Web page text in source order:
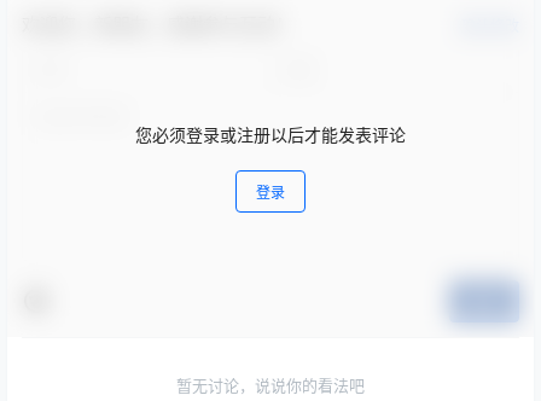
您必须登录或注册以后才能发表评论
登录
暂无讨论，说说你的看法吧